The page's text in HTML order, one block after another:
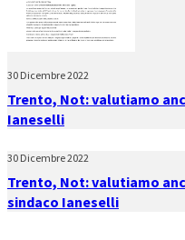
30 Dicembre 2022
Trento, Not: valutiamo
Ianeselli
30 Dicembre 2022
Trento, Not: valutiamo
sindaco Ianeselli